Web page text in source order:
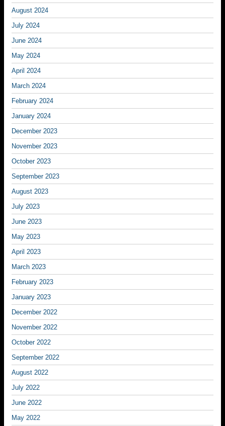
August 2024
July 2024
June 2024
May 2024
April 2024
March 2024
February 2024
January 2024
December 2023
November 2023
October 2023
September 2023
August 2023
July 2023
June 2023
May 2023
April 2023
March 2023
February 2023
January 2023
December 2022
November 2022
October 2022
September 2022
August 2022
July 2022
June 2022
May 2022